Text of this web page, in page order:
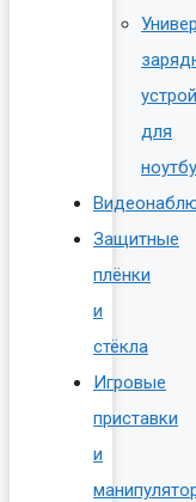
для
Защитные
плёнки
и
стёкла
Игровые
приставки
и